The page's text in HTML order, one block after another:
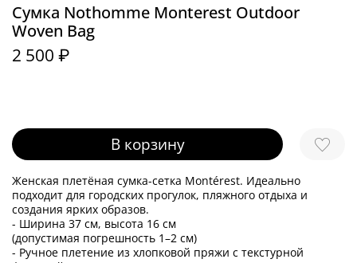
Сумка Nothomme Monterest Outdoor
Woven Bag
2 500 ₽
В корзину
Женская плетёная сумка-сетка Montérest. Идеально
подходит для городских прогулок, пляжного отдыха и
создания ярких образов.
- Ширина 37 см, высота 16 см
(допустимая погрешность 1–2 см)
- Ручное плетение из хлопковой пряжи с текстурной